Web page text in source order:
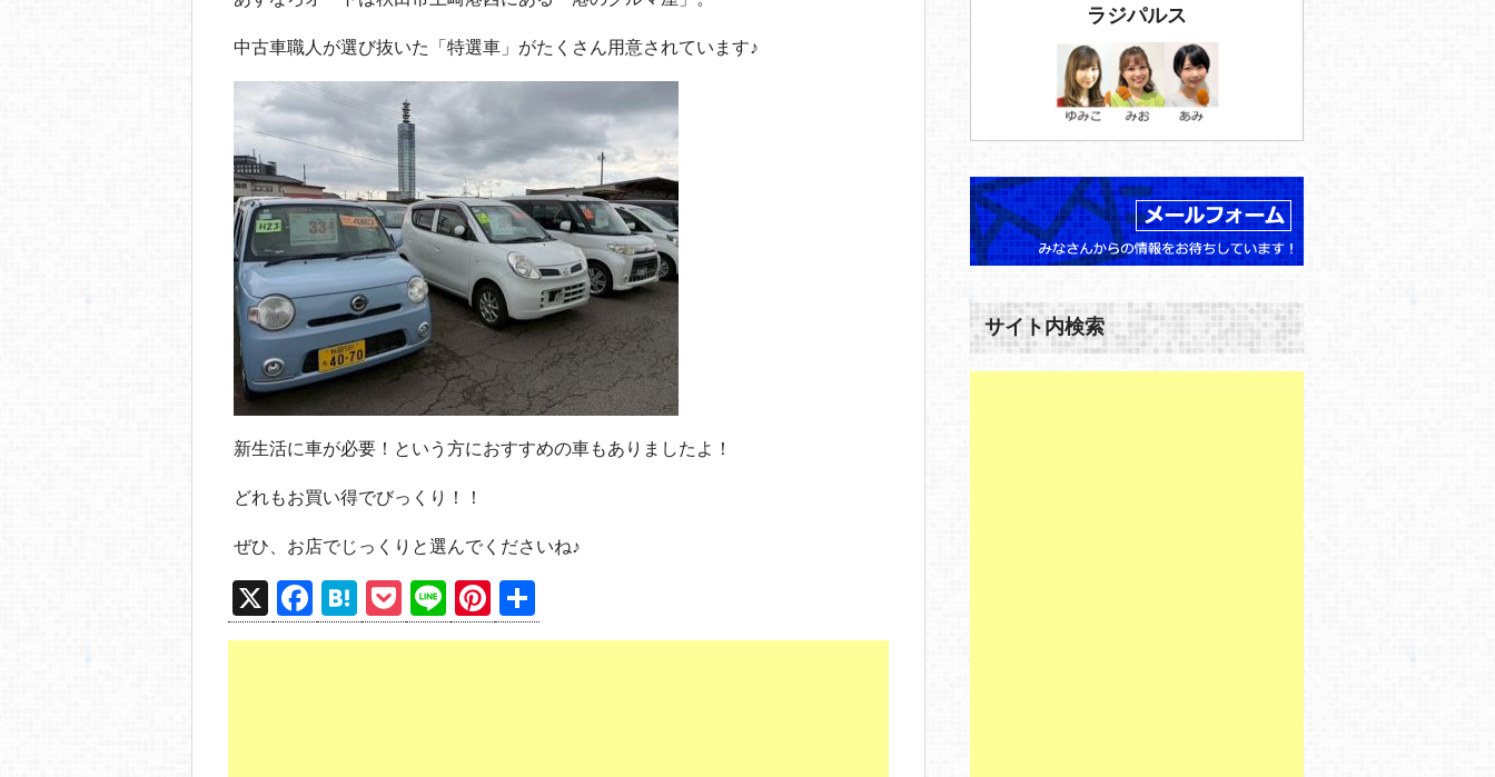
中古車職人が選び抜いた「特選車」がたくさん用意されています♪
新生活に車が必要！という方におすすめの車もありましたよ！
どれもお買い得でびっくり！！
ぜひ、お店でじっくりと選んでくださいね♪
X
F
a
H
at
P
o
Li
n
Pi
nt 有
ラジパルス
サイト内検索